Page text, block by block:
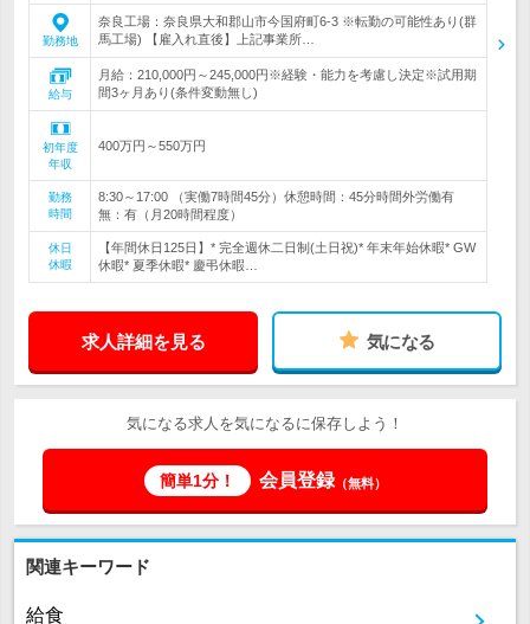
勤務地
奈良工場：奈良県大和郡山市今国府町6-3 ※転勤の可能性あり(群
馬工場) 【雇入れ直後】上記事業所…
給与
月給：210,000円～245,000円※経験・能力を考慮し決定※試用期
間3ヶ月あり(条件変動無し)
初年度
年収
400万円～550万円
勤務
時間
8:30～17:00 （実働7時間45分）休憩時間：45分時間外労働有
無：有（月20時間程度）
休日
休暇
【年間休日125日】* 完全週休二日制(土日祝)* 年末年始休暇* GW
休暇* 夏季休暇* 慶弔休暇…
求人詳細を見る 気になる
気になる求人を気になるに保存しよう！
簡単1分！ 会員登録（無料）
関連キーワード
給食